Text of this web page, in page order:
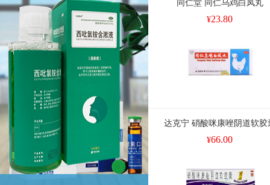
同仁堂 同仁乌鸡白凤丸
¥23.80
达克宁 硝酸咪康唑阴道软胶
¥66.00